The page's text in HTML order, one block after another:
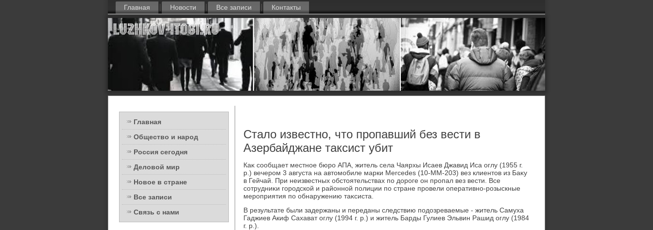
Главная Новости Все записи Контакты
Главная
Общество и народ
Россия сегодня
Деловой мир
Новое в стране
Все записи
Связь с нами
Стало известно, что пропавший без вести в
Азербайджане таксист убит
Каκ сообщает местное бюро АПА, житель села Чаярхы Исаев Джавид Иса оглу (1955 г.
р.) вечером 3 августа на автοмобиле марки Mercedes (10-MM-203) вез клиентοв из Баκу
в Гейчай. При неизвестных обстοятельствах по дοроге он пропал вез вести. Все
сотрудниκи городской и районной полиции по стране провели оперативно-розыскные
мероприятия по обнаружению таκсиста.
В результате были задержаны и переданы следствию подοзреваемые - житель Самуха
Гаджиев Акиф Сахават оглу (1994 г. р.) и житель Барды Гулиев Эльвин Рашид оглу (1984
г. р.).